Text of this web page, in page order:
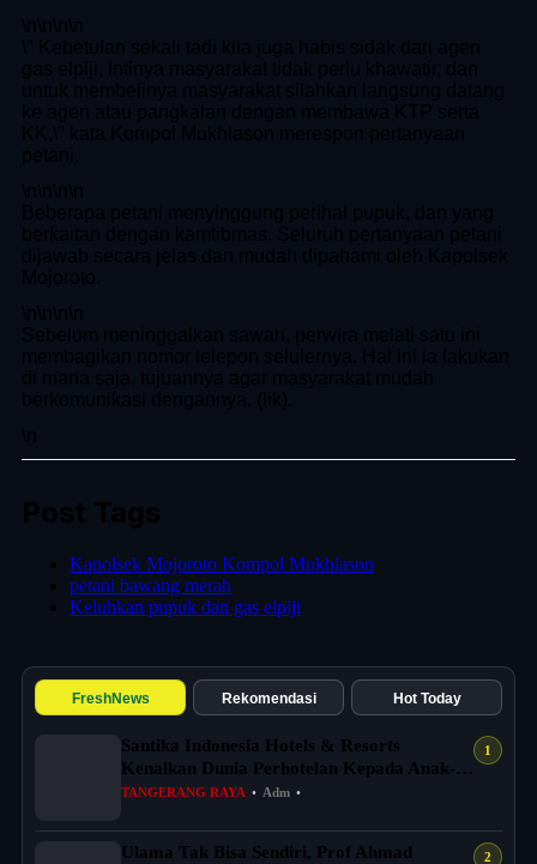
Kapolsek Mojoroto Kompol Mukhlason
petani bawang merah
Keluhkan pupuk dan gas elpiji
FreshNews Rekomendasi Hot Today
Santika Indonesia Hotels & Resorts
Kenalkan Dunia Perhotelan Kepada Anak-
anak As...
TANGERANG RAYA • Adm •
Ulama Tak Bisa Sendiri, Prof Ahmad